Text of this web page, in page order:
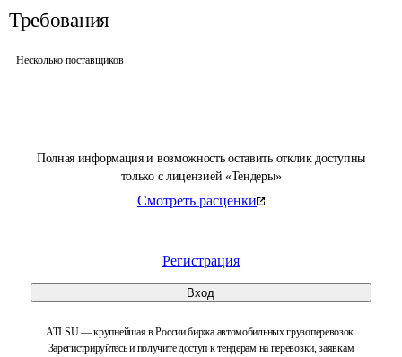
Полная информация и возможность оставить отклик доступны
только с лицензией «Тендеры»
Смотреть расценки
Регистрация
Вход
ATI.SU — крупнейшая в России биржа автомобильных грузоперевозок.
Зарегистрируйтесь и получите доступ к тендерам на перевозки, заявкам
Требования
Несколько поставщиков